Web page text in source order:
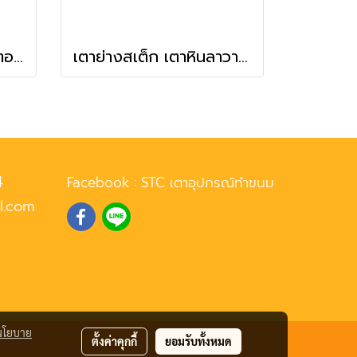
เตาปิ้งย่างไฟฟ้า 1 ฮีตเตอร์ รุ่น JHD-99 สีเหลือง เตาย่างสเต็ก เตาหินลาวา ใช้แก๊ส ขนาด 2 หัวเตา
Facebook : STC เตาอุปกรณ์ทำขนม
ยบาย
ตั้งค่าคุกกี้ ยอมรับทั้งหมด